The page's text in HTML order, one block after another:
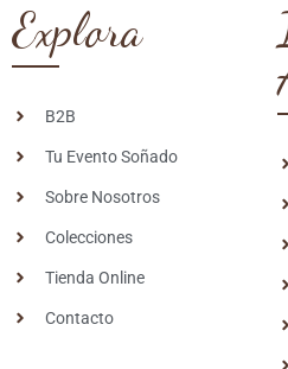
Explora
B2B
Tu Evento Soñado
Sobre Nosotros
Colecciones
Tienda Online
Contacto